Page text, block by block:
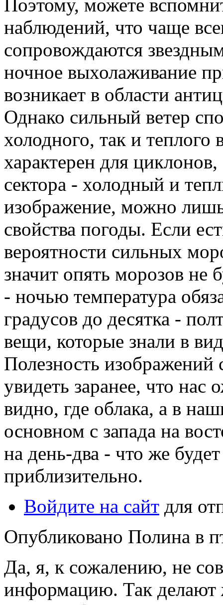
Поэтому, можете
наблюдений, что чаще
сопровождаются
ночное выхолаживание
возникает в области
Однако сильный ветер
холодного, так и
характерен для
сектора - холодный и
изображение, можно
свойства погоды. Если
вероятности сильных
значит опять морозов не
- ночью температура
градусов до десятка -
вещи, которые знали в
Полезность
увидеть заранее, что
видно, где облака, а в
основном с запада на
на день-два - что же
приблизительно.
Войдите на сайт для
Опубликовано Полина в
Да, я, к сожалению, не
информацию. Так